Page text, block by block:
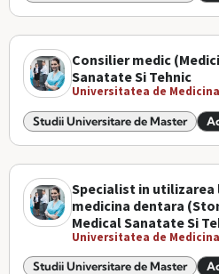
Consilier medic
Sanatate Si Tehnic
Universitatea de
Studii Universitare de Master
Specialist in utilizarea
medicina dentara
Medical Sanatate Si
Universitatea de
Studii Universitare de Master